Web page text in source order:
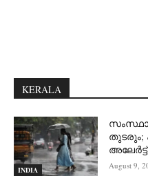
KERALA
INDIA
തുടരും;
അലേര്‍ട്ട്
August 9,